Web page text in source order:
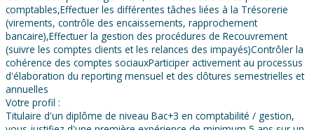
comptables,Effectuer les différentes tâches liées à la Trésorerie
(virements, contrôle des encaissements, rapprochement
bancaire),Effectuer la gestion des procédures de Recouvrement
(suivre les comptes clients et les relances des impayés)Contrôler la
cohérence des comptes sociauxParticiper activement au processus
d'élaboration du reporting mensuel et des clôtures semestrielles et
annuelles
Votre profil :
Titulaire d'un diplôme de niveau Bac+3 en comptabilité / gestion,